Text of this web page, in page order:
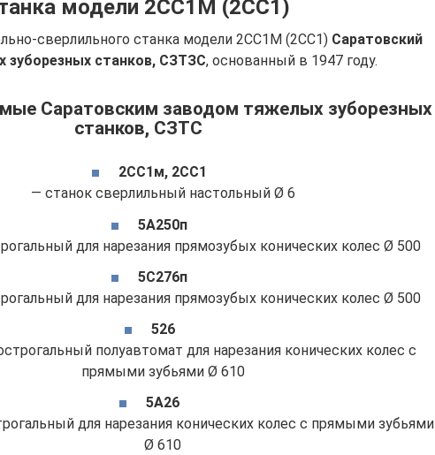
модели 2СС1М (2СС1)
сверлильного станка модели 2СС1М (2СС1) Саратовский
зуборезных станков, СЗТЗС, основанный в 1947 году.
Саратовским заводом тяжелых зуборезных
станков, СЗТС
2СС1м, 2СС1
— станок сверлильный настольный Ø 6
5А250п
для нарезания прямозубых конических колес Ø 500
5С276п
для нарезания прямозубых конических колес Ø 500
526
полуавтомат для нарезания конических колес с
прямыми зубьями Ø 610
5А26
для нарезания конических колес с прямыми зубьями
Ø 610